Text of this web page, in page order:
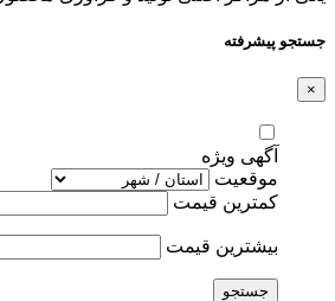
جستجو پیشرفته
×
آگهی ویژه
موقعیت
کمترین قیمت
بیشترین قیمت
جستجو